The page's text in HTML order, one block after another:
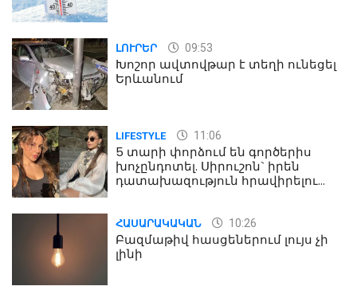
ԼՈՒՐԵՐ 09:53
Խոշոր ավտովթար է տեղի ունեցել
Երևանում
LIFESTYLE 11:06
5 տարի փորձում են գործերիս
խոչընդոտել. Սիրուշոն` իրեն
դատախազություն հրավիրելու
ՀԱՍԱՐԱԿԱԿԱՆ 10:26
Բազմաթիվ հասցեներում լույս չի
լինի